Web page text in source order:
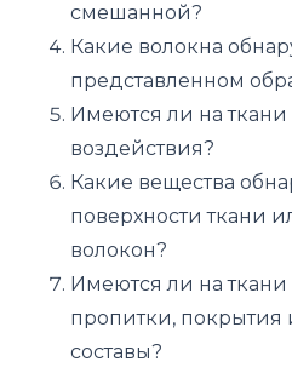
смешанной?
Какие волокна
представленном
Имеются ли на
воздействия?
Какие вещества
поверхности ткани
волокон?
Имеются ли на ткани
пропитки, покрытия
составы?